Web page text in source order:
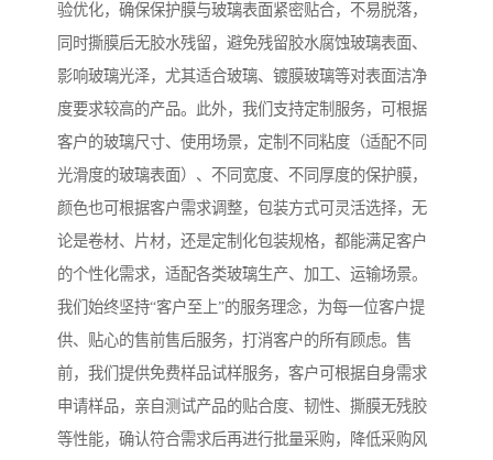
验优化，确保保护膜与玻璃表面紧密贴合，不易脱落，
同时撕膜后无胶水残留，避免残留胶水腐蚀玻璃表面、
影响玻璃光泽，尤其适合玻璃、镀膜玻璃等对表面洁净
度要求较高的产品。此外，我们支持定制服务，可根据
客户的玻璃尺寸、使用场景，定制不同粘度（适配不同
光滑度的玻璃表面）、不同宽度、不同厚度的保护膜，
颜色也可根据客户需求调整，包装方式可灵活选择，无
论是卷材、片材，还是定制化包装规格，都能满足客户
的个性化需求，适配各类玻璃生产、加工、运输场景。
我们始终坚持“客户至上”的服务理念，为每一位客户提
供、贴心的售前售后服务，打消客户的所有顾虑。售
前，我们提供免费样品试样服务，客户可根据自身需求
申请样品，亲自测试产品的贴合度、韧性、撕膜无残胶
等性能，确认符合需求后再进行批量采购，降低采购风